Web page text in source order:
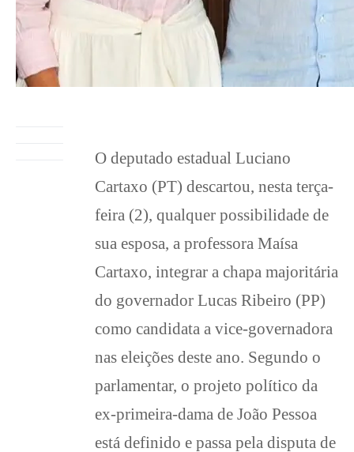
O deputado estadual Luciano
Cartaxo (PT) descartou, nesta terça-
feira (2), qualquer possibilidade de
sua esposa, a professora Maísa
Cartaxo, integrar a chapa majoritária
do governador Lucas Ribeiro (PP)
como candidata a vice-governadora
nas eleições deste ano. Segundo o
parlamentar, o projeto político da
ex-primeira-dama de João Pessoa
está definido e passa pela disputa de